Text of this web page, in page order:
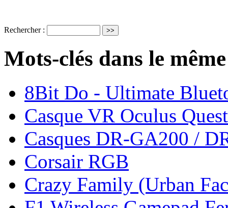
Rechercher :
Mots-clés dans le
8Bit Do - Ultimate
Casque VR Oculus
Casques DR-GA200 /
Corsair RGB
Crazy Family (Urban